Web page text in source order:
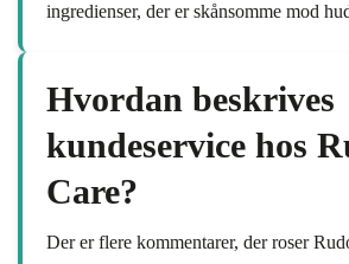
ingredienser, der er skånsomme mod
Hvordan beskrives
kundeservice hos
Care?
Der er flere kommentarer, der roser